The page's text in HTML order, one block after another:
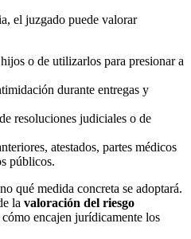
el juzgado puede valorar
o de utilizarlos para presionar a
durante entregas y
resoluciones judiciales o de
atestados, partes médicos
públicos.
qué medida concreta se adoptará.
la valoración del riesgo
encajen jurídicamente los